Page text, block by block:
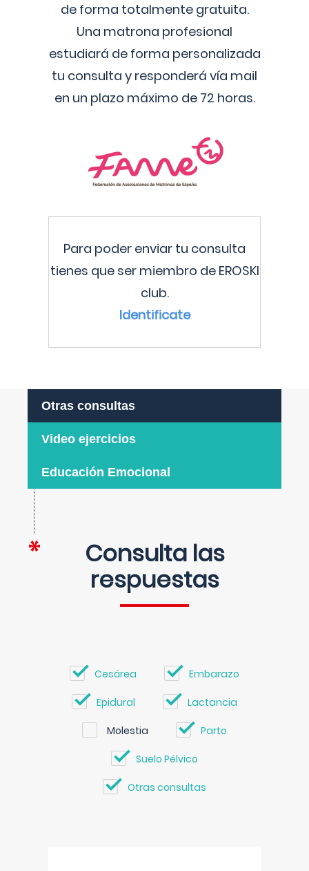
de forma totalmente gratuita.
Una matrona profesional
estudiará de forma personalizada
tu consulta y responderá vía mail
en un plazo máximo de 72 horas.
Para poder enviar tu consulta
tienes que ser miembro de EROSKI
club.
Identificate
Otras consultas
Video ejercicios
Educación Emocional
Consulta las
respuestas
Cesárea Embarazo
Epidural Lactancia
Molestia Parto
Suelo Pélvico
Otras consultas